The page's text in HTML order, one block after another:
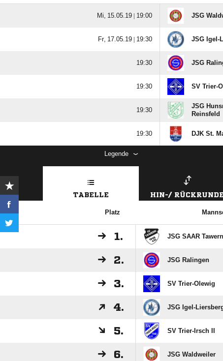
  |  JSG
  |  JSG Igel-
 JSG
 SV Trier-

JSG
Reinsfeld
 DJK St.
Legende
TABELLE HIN-/ RÜCKRUNDE
Platz
1. JSG SAAR Tawern
2. JSG Ralingen
3. SV Trier-Olewig
4. JSG Igel-
5. SV Trier-Irsch II
6. JSG Waldweiler